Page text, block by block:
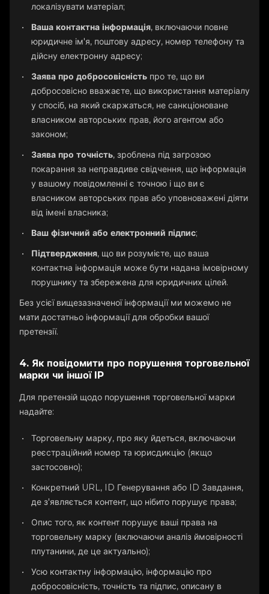
локалізувати матеріал;
Ваша контактна інформація, включаючи повне
юридичне ім'я, поштову адресу, номер телефону та
дійсну електронну адресу;
Заява про добросовісність про те, що ви
добросовісно вважаєте, що використання матеріалу
у спосіб, на який скаржаться, не санкціоноване
власником авторських прав, його агентом або
законом;
Заява про точність, зроблена під загрозою
покарання за неправдиве свідчення, що інформація
у вашому повідомленні є точною і що ви є
власником авторських прав або уповноважені діяти
від імені власника;
Ваш фізичний або електронний підпис;
Підтвердження, що ви розумієте, що ваша
контактна інформація може бути надана імовірному
порушнику та збережена для юридичних цілей.
Без усієї вищезазначеної інформації ми можемо не
мати достатньо інформації для обробки вашої
претензії.
4. Як повідомити про порушення торговельної
марки чи іншої IP
Для претензій щодо порушення торговельної марки
надайте:
Торговельну марку, про яку йдеться, включаючи
реєстраційний номер та юрисдикцію (якщо
застосовно);
Конкретний URL, ID Генерування або ID Завдання,
де з'являється контент, що нібито порушує права;
Опис того, як контент порушує ваші права на
торговельну марку (включаючи аналіз ймовірності
плутанини, де це актуально);
Усю контактну інформацію, інформацію про
добросовісність, точність та підпис, описану в